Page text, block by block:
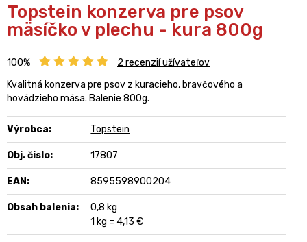
Topstein konzerva pre psov
mäsíčko v plechu - kura 800g
100% 2 recenzií užívateľov
Kvalitná konzerva pre psov z kuracieho, bravčového a
hovädzieho mäsa. Balenie 800g.
Výrobca: Topstein
Obj. čislo: 17807
EAN: 8595598900204
Obsah balenia:
0,8 kg
1 kg = 4,13 €